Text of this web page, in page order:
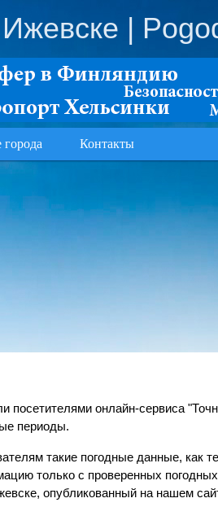
|
города Контакты
посетителями онлайн-сервиса
периоды.
такие погодные данные, как
только с проверенных
опубликованный на нашем